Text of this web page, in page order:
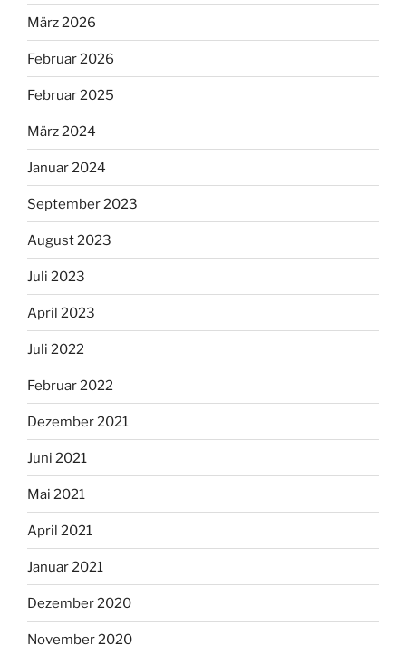
März 2026
Februar 2026
Februar 2025
März 2024
Januar 2024
September 2023
August 2023
Juli 2023
April 2023
Juli 2022
Februar 2022
Dezember 2021
Juni 2021
Mai 2021
April 2021
Januar 2021
Dezember 2020
November 2020